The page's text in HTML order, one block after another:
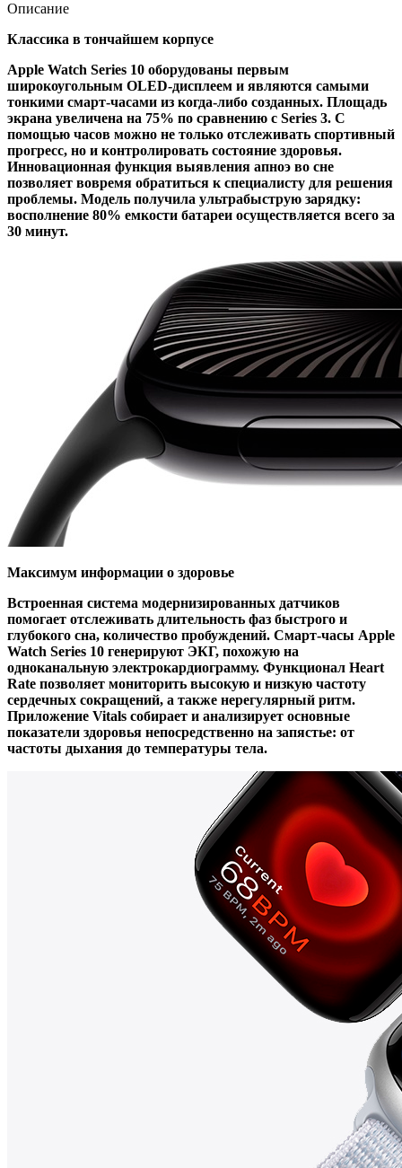
Описание
Классика в тончайшем корпусе
Apple Watch Series 10 оборудованы первым
широкоугольным OLED-дисплеем и являются самыми
тонкими смарт-часами из когда-либо созданных. Площадь
экрана увеличена на 75% по сравнению с Series 3. С
помощью часов можно не только отслеживать спортивный
прогресс, но и контролировать состояние здоровья.
Инновационная функция выявления апноэ во сне
позволяет вовремя обратиться к специалисту для решения
проблемы. Модель получила ультрабыструю зарядку:
восполнение 80% емкости батареи осуществляется всего за
30 минут.
Максимум информации о здоровье
Встроенная система модернизированных датчиков
помогает отслеживать длительность фаз быстрого и
глубокого сна, количество пробуждений. Смарт-часы Apple
Watch Series 10 генерируют ЭКГ, похожую на
одноканальную электрокардиограмму. Функционал Heart
Rate позволяет мониторить высокую и низкую частоту
сердечных сокращений, а также нерегулярный ритм.
Приложение Vitals собирает и анализирует основные
показатели здоровья непосредственно на запястье: от
частоты дыхания до температуры тела.